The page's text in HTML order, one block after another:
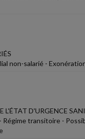
non-salarié -
L'ÉTAT D'URGENCE
transitoire -